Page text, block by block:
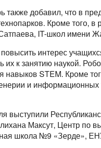
также добавил, что в
Кроме того,
IT-школ имени
интерес
их к занятию наукой.
навыков STEM. Кроме
и информационных
выступили
Максут, Центр по
школа №9 «Зерде»,